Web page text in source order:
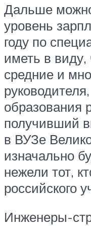
Дальше
уровень
году по
иметь в
средние и
образования
получивший
в ВУЗе
изначально
нежели тот,
российского
Инженеры-